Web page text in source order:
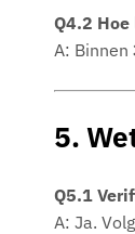
Q4.2
A: Binnen
5.
Q5.1
A: Ja.